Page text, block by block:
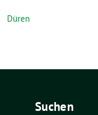
Düren
Suchen